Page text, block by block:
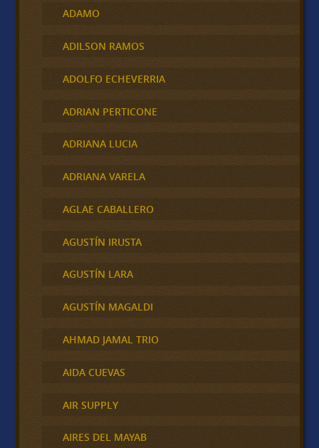
ADAMO
ADILSON RAMOS
ADOLFO ECHEVERRIA
ADRIAN PERTICONE
ADRIANA LUCIA
ADRIANA VARELA
AGLAE CABALLERO
AGUSTÍN IRUSTA
AGUSTÍN LARA
AGUSTÍN MAGALDI
AHMAD JAMAL TRIO
AIDA CUEVAS
AIR SUPPLY
AIRES DEL MAYAB